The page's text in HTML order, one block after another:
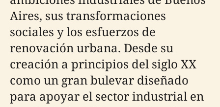
Aires, sus transformaciones
sociales y los esfuerzos de
renovación urbana. Desde su
creación a principios del siglo XX
como un gran bulevar diseñado
para apoyar el sector industrial en